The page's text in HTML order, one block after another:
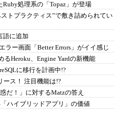
処理系の「Topaz」が登場
トプラクティス”で敷き詰められてい
語に追加
ラー画面「Better Errors」がイイ感じ
Heroku、Engine Yardの新機能
に移行を計画中!?
ース！ 注目機能は!?
だ！」に対するMatzの答え
ハイブリッドアプリ」の価値